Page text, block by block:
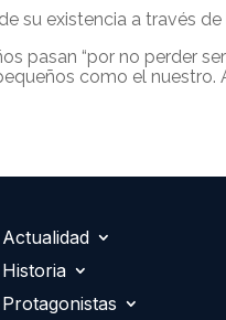
su existencia a través
pasan “por no perder
como el nuestro.
Actualidad
Historia
Protagonistas